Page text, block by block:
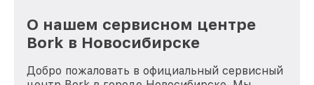
О нашем сервисном центре
Bork в Новосибирске
Добро пожаловать в официальный сервисный